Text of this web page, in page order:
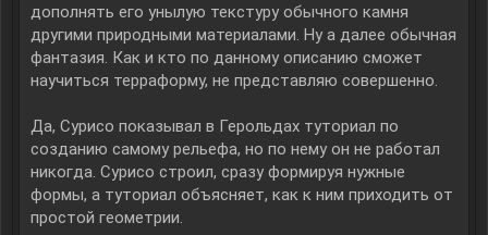
дополнять его унылую текстуру обычного камня
другими природными материалами. Ну а далее обычная
фантазия. Как и кто по данному описанию сможет
научиться терраформу, не представляю совершенно.
Да, Сурисо показывал в Герольдах туториал по
созданию самому рельефа, но по нему он не работал
никогда. Сурисо строил, сразу формируя нужные
формы, а туториал объясняет, как к ним приходить от
простой геометрии.